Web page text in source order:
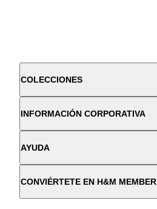
COLECCIONES
INFORMACIÓN CORPORATIVA
AYUDA
CONVIÉRTETE EN H&M MEMBER